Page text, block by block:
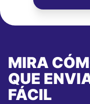
MIRA
QUE
FÁCIL